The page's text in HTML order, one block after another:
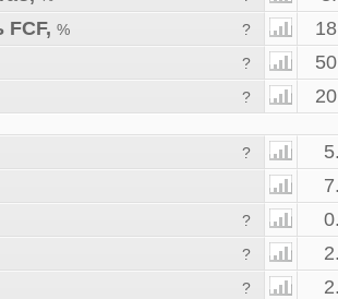
FCF, % ?
?
?
?
?
?
?